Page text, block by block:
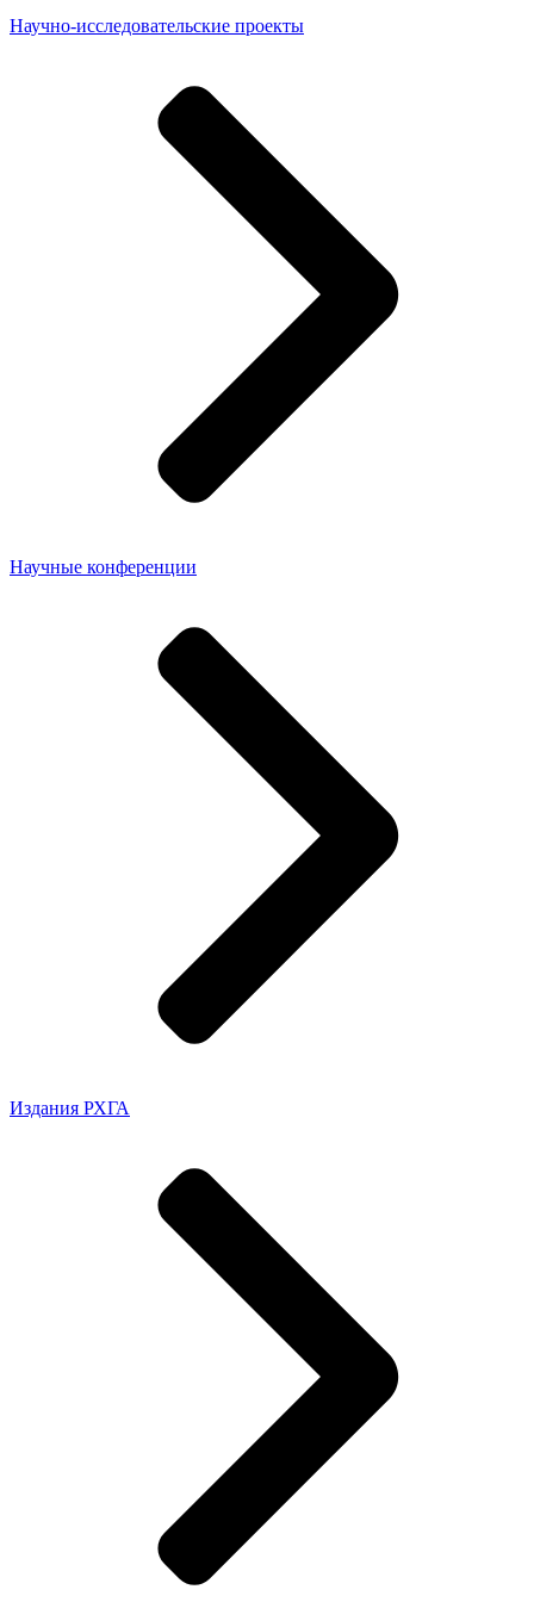
Научно-исследовательские проекты
Научные конференции
Издания РХГА